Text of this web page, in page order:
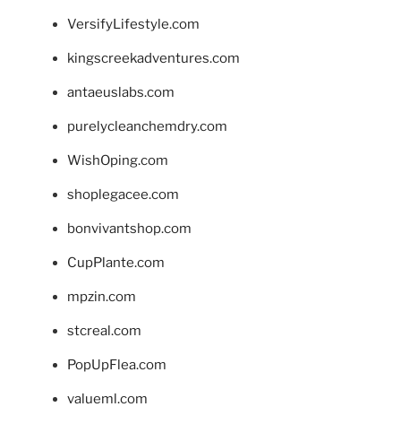
VersifyLifestyle.com
kingscreekadventures.com
antaeuslabs.com
purelycleanchemdry.com
WishOping.com
shoplegacee.com
bonvivantshop.com
CupPlante.com
mpzin.com
stcreal.com
PopUpFlea.com
valueml.com